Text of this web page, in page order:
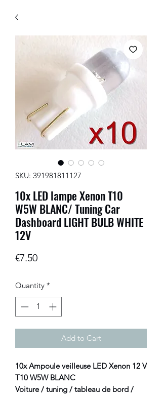
SKU: 391981811127
10x LED lampe Xenon T10
W5W BLANC/ Tuning Car
Dashboard LIGHT BULB WHITE
12V
€7.50Price
Quantity *
Add to Cart
10x Ampoule veilleuse LED Xenon 12 V
T10 W5W BLANC
Voiture / tuning / tableau de bord /